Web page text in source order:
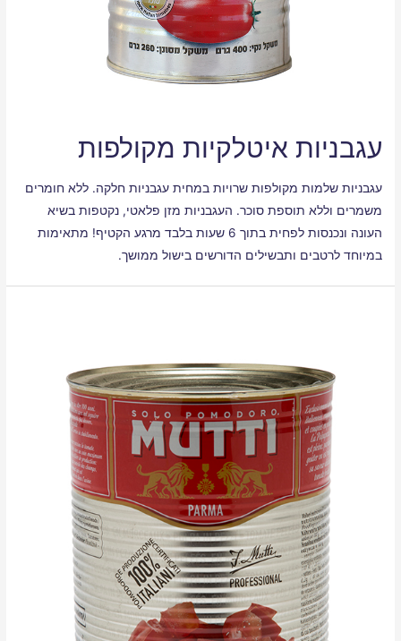
עגבניות איטלקיות מקולפות
עגבניות שלמות מקולפות שרויות במחית עגבניות חלקה. ללא חומרים
משמרים וללא תוספת סוכר. העגבניות מזן פלאטי, נקטפות בשיא
העונה ונכנסות לפחית בתוך 6 שעות בלבד מרגע הקטיף! מתאימות
במיוחד לרטבים ותבשילים הדורשים בישול ממושך.